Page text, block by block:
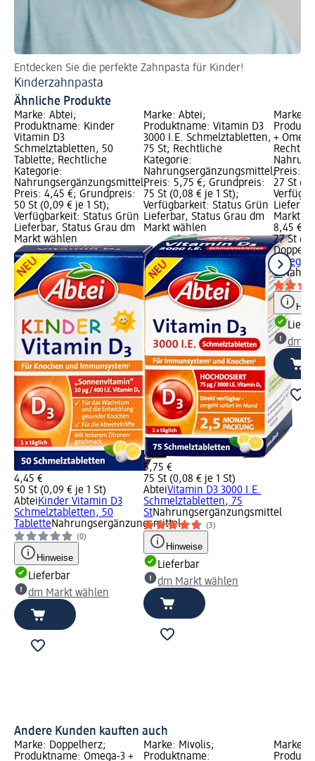
Entdecken Sie die perfekte Zahnpasta für Kinder!
Kinderzahnpasta
Ähnliche Produkte
Marke: Abtei;
Produktname: Kinder
Vitamin D3
Schmelztabletten, 50
Tablette; Rechtliche
Kategorie:
Nahrungsergänzungsmittel;
Preis: 4,45 €; Grundpreis:
50 St (0,09 € je 1 St);
Verfügbarkeit: Status Grün
Lieferbar, Status Grau dm
Markt wählen
4,45 €
50 St (0,09 € je 1 St)
AbteiKinder Vitamin D3
Schmelztabletten, 50
TabletteNahrungsergänzungsmittel
(0)
Hinweise
Lieferbar
dm Markt wählen
Marke: Abtei;
Produktname: Vitamin D3
3000 I.E. Schmelztabletten,
75 St; Rechtliche
Kategorie:
Nahrungsergänzungsmittel;
Preis: 5,75 €; Grundpreis:
75 St (0,08 € je 1 St);
Verfügbarkeit: Status Grün
Lieferbar, Status Grau dm
Markt wählen
5,75 €
75 St (0,08 € je 1 St)
AbteiVitamin D3 3000 I.E.
Schmelztabletten, 75
StNahrungsergänzungsmittel
(3)
Hinweise
Lieferbar
dm Markt wählen
Marke:
+
Preis:
27 St
Markt
8,45 €
27 St
Omega
St
dm
Andere Kunden kauften auch
Marke: Doppelherz;
Produktname: Omega-3 +
Marke: Mivolis;
Produktname:
Marke: